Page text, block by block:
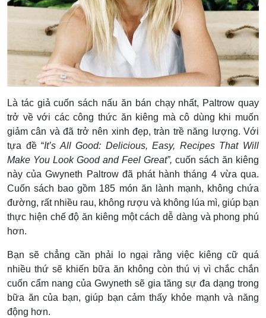
Là tác giả cuốn sách nấu ăn bán chạy nhất, Paltrow quay
trở về với các công thức ăn kiêng mà cô dùng khi muốn
giảm cân và đã trở nên xinh đẹp, tràn trề năng lượng. Với
tựa đề “It’s All Good: Delicious, Easy, Recipes That Will
Make You Look Good and Feel Great”, cuốn sách ăn kiêng
này của Gwyneth Paltrow đã phát hành tháng 4 vừa qua.
Cuốn sách bao gồm 185 món ăn lành mạnh, không chứa
đường, rất nhiều rau, không rượu và không lúa mì, giúp bạn
thực hiện chế độ ăn kiêng một cách dễ dàng và phong phú
hơn.
Bạn sẽ chẳng cần phải lo ngại rằng việc kiêng cữ quá
nhiều thứ sẽ khiến bữa ăn không còn thú vị vì chắc chắn
cuốn cẩm nang của Gwyneth sẽ gia tăng sự đa dạng trong
bữa ăn của bạn, giúp bạn cảm thấy khỏe mạnh và năng
động hơn.